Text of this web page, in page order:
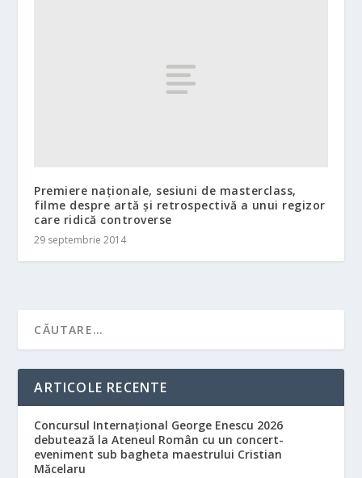
Premiere naționale, sesiuni de masterclass,
filme despre artă și retrospectivă a unui regizor
care ridică controverse
29 septembrie 2014
ARTICOLE RECENTE
Concursul Internațional George Enescu 2026
debutează la Ateneul Român cu un concert-
eveniment sub bagheta maestrului Cristian
Măcelaru